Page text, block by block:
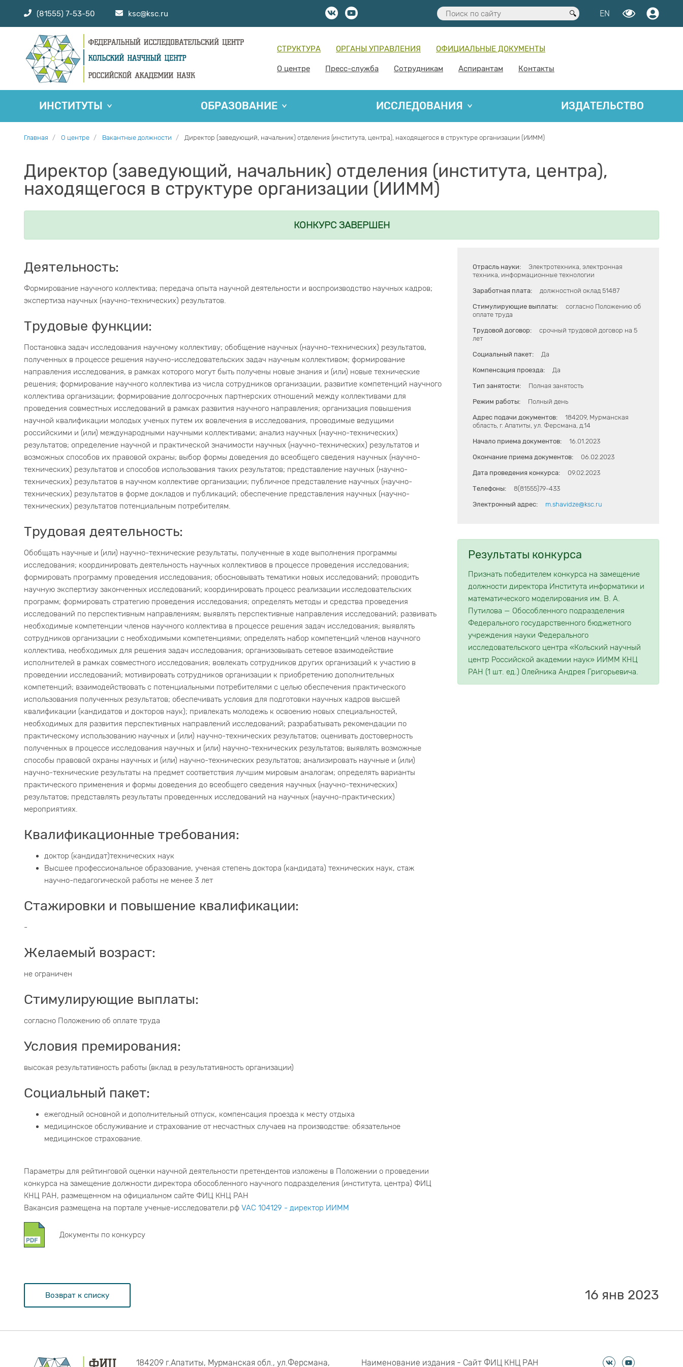
(81555) 7-53-50 ksc@ksc.ru EN
СТРУКТУРА ОРГАНЫ УПРАВЛЕНИЯ ОФИЦИАЛЬНЫЕ ДОКУМЕНТЫ
О центре Пресс-служба Сотрудникам Аспирантам Контакты
ИНСТИТУТЫ ОБРАЗОВАНИЕ ИССЛЕДОВАНИЯ ИЗДАТЕЛЬСТВО
Главная О центре Вакантные должности Директор (заведующий, начальник) отделения (института, центра), находящегося в структуре организации (ИИММ)
Директор (заведующий, начальник) отделения (института, центра),
находящегося в структуре организации (ИИММ)
КОНКУРС ЗАВЕРШЕН
Деятельность:
Формирование научного коллектива; передача опыта научной деятельности и воспроизводство научных кадров;
экспертиза научных (научно-технических) результатов.
Трудовые функции:
Постановка задач исследования научному коллективу; обобщение научных (научно-технических) результатов,
полученных в процессе решения научно-исследовательских задач научным коллективом; формирование
направления исследования, в рамках которого могут быть получены новые знания и (или) новые технические
решения; формирование научного коллектива из числа сотрудников организации, развитие компетенций научного
коллектива организации; формирование долгосрочных партнерских отношений между коллективами для
проведения совместных исследований в рамках развития научного направления; организация повышения
научной квалификации молодых ученых путем их вовлечения в исследования, проводимые ведущими
российскими и (или) международными научными коллективами; анализ научных (научно-технических)
результатов; определение научной и практической значимости научных (научно-технических) результатов и
возможных способов их правовой охраны; выбор формы доведения до всеобщего сведения научных (научно-
технических) результатов и способов использования таких результатов; представление научных (научно-
технических) результатов в научном коллективе организации; публичное представление научных (научно-
технических) результатов в форме докладов и публикаций; обеспечение представления научных (научно-
технических) результатов потенциальным потребителям.
Трудовая деятельность:
Обобщать научные и (или) научно-технические результаты, полученные в ходе выполнения программы
исследования; координировать деятельность научных коллективов в процессе проведения исследования;
формировать программу проведения исследования; обосновывать тематики новых исследований; проводить
научную экспертизу законченных исследований; координировать процесс реализации исследовательских
программ; формировать стратегию проведения исследования; определять методы и средства проведения
исследований по перспективным направлениям; выявлять перспективные направления исследований; развивать
необходимые компетенции членов научного коллектива в процессе решения задач исследования; выявлять
сотрудников организации с необходимыми компетенциями; определять набор компетенций членов научного
коллектива, необходимых для решения задач исследования; организовывать сетевое взаимодействие
исполнителей в рамках совместного исследования; вовлекать сотрудников других организаций к участию в
проведении исследований; мотивировать сотрудников организации к приобретению дополнительных
компетенций; взаимодействовать с потенциальными потребителями с целью обеспечения практического
использования полученных результатов; обеспечивать условия для подготовки научных кадров высшей
квалификации (кандидатов и докторов наук); привлекать молодежь к освоению новых специальностей,
необходимых для развития перспективных направлений исследований; разрабатывать рекомендации по
практическому использованию научных и (или) научно-технических результатов; оценивать достоверность
полученных в процессе исследования научных и (или) научно-технических результатов; выявлять возможные
способы правовой охраны научных и (или) научно-технических результатов; анализировать научные и (или)
научно-технические результаты на предмет соответствия лучшим мировым аналогам; определять варианты
практического применения и формы доведения до всеобщего сведения научных (научно-технических)
результатов; представлять результаты проведенных исследований на научных (научно-практических)
мероприятиях.
Квалификационные требования:
доктор (кандидат)технических наук
Высшее профессиональное образование, ученая степень доктора (кандидата) технических наук, стаж
научно-педагогической работы не менее 3 лет
Стажировки и повышение квалификации:
-
Желаемый возраст:
не ограничен
Стимулирующие выплаты:
согласно Положению об оплате труда
Условия премирования:
высокая результативность работы (вклад в результативность организации)
Социальный пакет:
ежегодный основной и дополнительный отпуск, компенсация проезда к месту отдыха
медицинское обслуживание и страхование от несчастных случаев на производстве: обязательное
медицинское страхование.
Параметры для рейтинговой оценки научной деятельности претендентов изложены в Положении о проведении
конкурса на замещение должности директора обособленного научного подразделения (института, центра) ФИЦ
КНЦ РАН, размещенном на официальном сайте ФИЦ КНЦ РАН
Вакансия размещена на портале ученые-исследователи.рф VAC 104129 - директор ИИММ
Документы по конкурсу
Отрасль науки:
Электротехника, электронная
техника, информационные технологии
Заработная плата: должностной оклад 51487
Стимулирующие выплаты:
согласно Положению об
оплате труда
Трудовой договор:
срочный трудовой договор на 5
лет
Социальный пакет: Да
Компенсация проезда: Да
Тип занятости: Полная занятость
Режим работы: Полный день
Адрес подачи документов:
184209, Мурманская
область, г. Апатиты, ул. Ферсмана, д.14
Начало приема документов: 16.01.2023
Окончание приема документов: 06.02.2023
Дата проведения конкурса: 09.02.2023
Телефоны: 8(81555)79-433
Электронный адрес: m.shavidze@ksc.ru
Результаты конкурса
Признать победителем конкурса на замещение
должности директора Института информатики и
математического моделирования им. В. А.
Путилова — Обособленного подразделения
Федерального государственного бюджетного
учреждения науки Федерального
исследовательского центра «Кольский научный
центр Российской академии наук» ИИММ КНЦ
РАН (1 шт. ед.) Олейника Андрея Григорьевича.
Возврат к списку 16 янв 2023
184209 г.Апатиты, Мурманская обл., ул.Ферсмана, Наименование издания - Сайт ФИЦ КНЦ РАН